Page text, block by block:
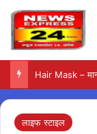
Hair Mask –
लाइफ स्टाइल